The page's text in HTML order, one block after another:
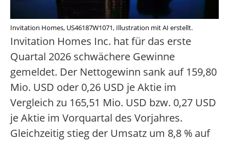
Invitation Homes, US46187W1071, Illustration mit AI erstellt.
Invitation Homes Inc. hat für das erste
Quartal 2026 schwächere Gewinne
gemeldet. Der Nettogewinn sank auf 159,80
Mio. USD oder 0,26 USD je Aktie im
Vergleich zu 165,51 Mio. USD bzw. 0,27 USD
je Aktie im Vorquartal des Vorjahres.
Gleichzeitig stieg der Umsatz um 8,8 % auf